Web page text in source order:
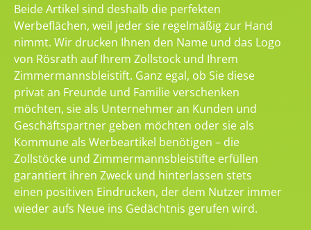
Beide Artikel sind deshalb die perfekten
Werbeflächen, weil jeder sie regelmäßig zur Hand
nimmt. Wir drucken Ihnen den Name und das Logo
von Rösrath auf Ihrem Zollstock und Ihrem
Zimmermannsbleistift. Ganz egal, ob Sie diese
privat an Freunde und Familie verschenken
möchten, sie als Unternehmer an Kunden und
Geschäftspartner geben möchten oder sie als
Kommune als Werbeartikel benötigen – die
Zollstöcke und Zimmermannsbleistifte erfüllen
garantiert ihren Zweck und hinterlassen stets
einen positiven Eindrucken, der dem Nutzer immer
wieder aufs Neue ins Gedächtnis gerufen wird.